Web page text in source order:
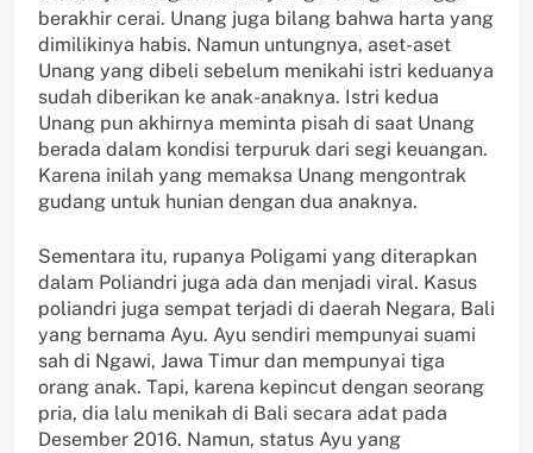
berakhir cerai. Unang juga bilang bahwa harta yang
dimilikinya habis. Namun untungnya, aset-aset
Unang yang dibeli sebelum menikahi istri keduanya
sudah diberikan ke anak-anaknya. Istri kedua
Unang pun akhirnya meminta pisah di saat Unang
berada dalam kondisi terpuruk dari segi keuangan.
Karena inilah yang memaksa Unang mengontrak
gudang untuk hunian dengan dua anaknya.
Sementara itu, rupanya Poligami yang diterapkan
dalam Poliandri juga ada dan menjadi viral. Kasus
poliandri juga sempat terjadi di daerah Negara, Bali
yang bernama Ayu. Ayu sendiri mempunyai suami
sah di Ngawi, Jawa Timur dan mempunyai tiga
orang anak. Tapi, karena kepincut dengan seorang
pria, dia lalu menikah di Bali secara adat pada
Desember 2016. Namun, status Ayu yang